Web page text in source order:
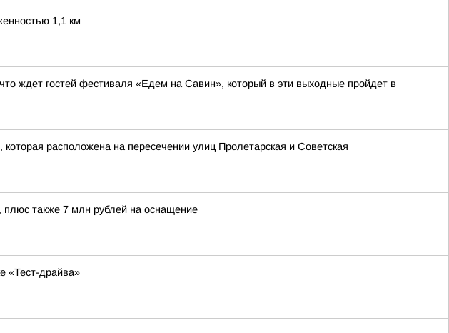
1,1 км
ждет гостей фестиваля «Едем на Савин», который в эти выходные пройдет в
расположена на пересечении улиц Пролетарская и Советская
также 7 млн рублей на оснащение
«Тест-драйва»